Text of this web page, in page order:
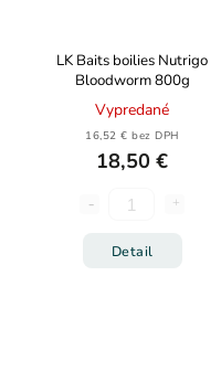
LK Baits boilies Nutrigo
Bloodworm 800g
Vypredané
16,52 € bez DPH
18,50 €
Detail